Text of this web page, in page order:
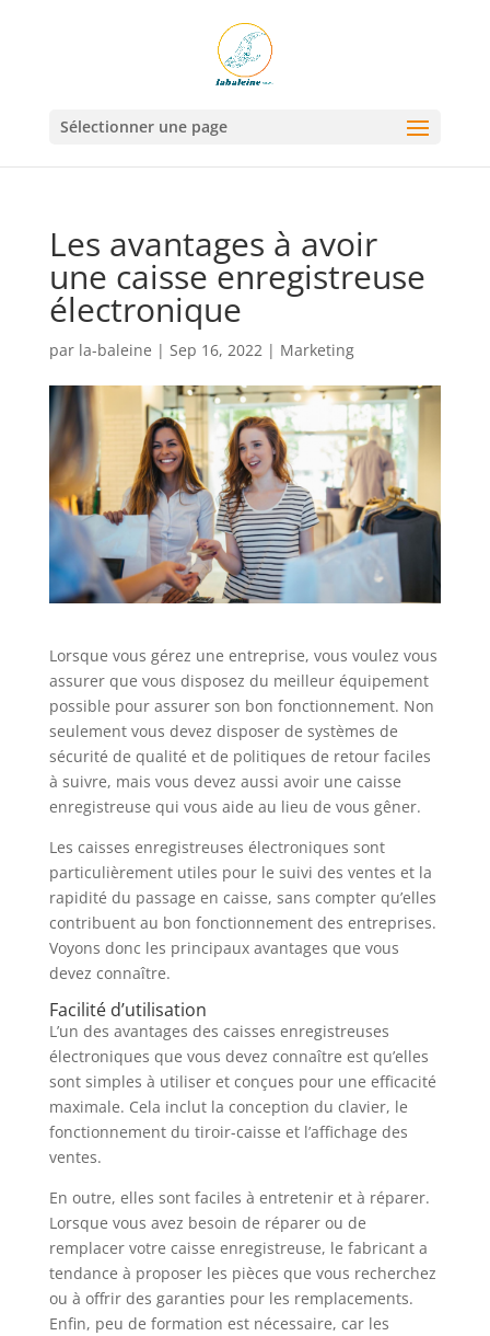
Sélectionner une page
Les avantages à avoir
une caisse enregistreuse
électronique
par la-baleine | Sep 16, 2022| Marketing
Lorsque vous gérez une entreprise, vous voulez vous
assurer que vous disposez du meilleur équipement
possible pour assurer son bon fonctionnement. Non
seulement vous devez disposer de systèmes de
sécurité de qualité et de politiques de retour faciles
à suivre, mais vous devez aussi avoir une caisse
enregistreuse qui vous aide au lieu de vous gêner.
Les caisses enregistreuses électroniques sont
particulièrement utiles pour le suivi des ventes et la
rapidité du passage en caisse, sans compter qu’elles
contribuent au bon fonctionnement des entreprises.
Voyons donc les principaux avantages que vous
devez connaître.
Facilité d’utilisation
L’un des avantages des caisses enregistreuses
électroniques que vous devez connaître est qu’elles
sont simples à utiliser et conçues pour une efficacité
maximale. Cela inclut la conception du clavier, le
fonctionnement du tiroir-caisse et l’affichage des
ventes.
En outre, elles sont faciles à entretenir et à réparer.
Lorsque vous avez besoin de réparer ou de
remplacer votre caisse enregistreuse, le fabricant a
tendance à proposer les pièces que vous recherchez
ou à offrir des garanties pour les remplacements.
Enfin, peu de formation est nécessaire, car les